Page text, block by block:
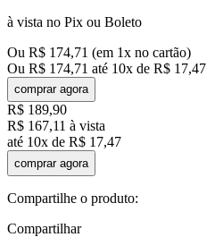
à vista no Pix ou Boleto
Ou R$ 174,71 (em 1x no cartão)
Ou R$ 174,71 até 10x de R$ 17,47
comprar agora
R$ 189,90
R$ 167,11 à vista
até 10x de R$ 17,47
comprar agora
Compartilhe o produto:
Compartilhar